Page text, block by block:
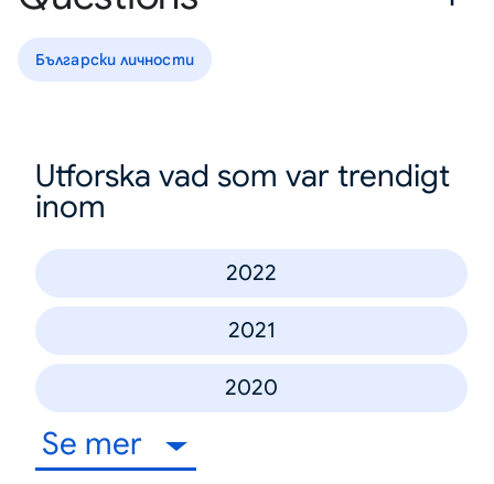
Български личности
Utforska vad som var trendigt
inom
2022
2021
2020
Se mer